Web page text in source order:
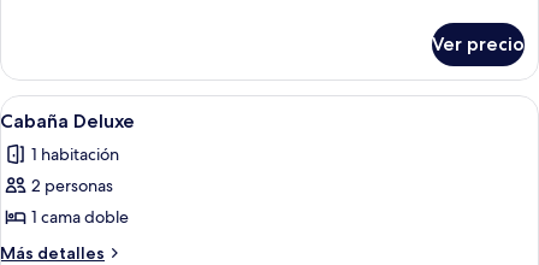
clásica
Ver precio
Abrir
todas
las
fotos
de
Cabaña
Un dormitorio con techo inclinado,
2
Cabaña Deluxe
1 habitación
2 personas
1 cama doble
Más detalles
Más